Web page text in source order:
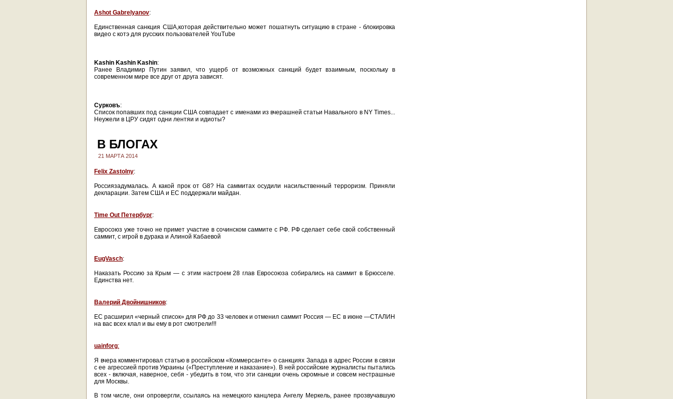
Ashot Gabrelyanov:
Единственная санкция США,которая действительно может пошатнуть ситуацию в стране - блокировка
видео с котэ для русских пользователей YouTube
Kashin Kashin Kashin:
Ранее Владимир Путин заявил, что ущерб от возможных санкций будет взаимным, поскольку в
современном мире все друг от друга зависят.
Сурковъ:
Список попавших под санкции США совпадает с именами из вчерашней статьи Навального в NY Times...
Неужели в ЦРУ сидят одни лентяи и идиоты?
В БЛОГАХ
21 МАРТА 2014
Felix Zastolny:
Россиязадумалась. А какой прок от G8? На саммитах осудили насильственный терроризм. Приняли
декларации. Затем США и ЕС поддержали майдан.
Time Out Петербург:
Евросоюз уже точно не примет участие в сочинском саммите с РФ. РФ сделает себе свой собственный
саммит, с игрой в дурака и Алиной Кабаевой
EugVasch:
Наказать Россию за Крым — с этим настроем 28 глав Евросоюза собирались на саммит в Брюсселе.
Единства нет.
Валерий Двойнишников:
ЕС расширил «черный список» для РФ до 33 человек и отменил саммит Россия — ЕС в июне —СТАЛИН
на вас всех клал и вы ему в рот смотрели!!!
uainforg:
Я вчера комментировал статью в российском «Коммерсанте» о санкциях Запада в адрес России в связи
с ее агрессией против Украины («Преступление и наказание»). В ней российские журналисты пытались
всех - включая, наверное, себя - убедить в том, что эти санкции очень скромные и совсем нестрашные
для Москвы.
В том числе, они опровергли, ссылаясь на немецкого канцлера Ангелу Меркель, ранее прозвучавшую